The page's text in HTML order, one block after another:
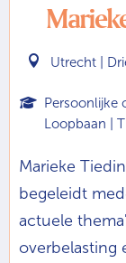
 Utrecht |
Persoonlijke
Loopbaan |
Marieke
begeleidt
actuele
overbelasting